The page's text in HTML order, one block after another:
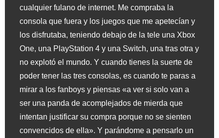
cualquier fulano de internet. Me compraba la
consola que fuera y los juegos que me apetecían y
los disfrutaba, teniendo debajo de la tele una Xbox
One, una PlayStation 4 y una Switch, una tras otra y
no explotó el mundo. Y cuando tienes la suerte de
poder tener las tres consolas, es cuando te paras a
mirar a los fanboys y piensas «a ver si solo van a
ser una panda de acomplejados de mierda que
intentan justificar su compra porque no se sienten
convencidos de ella». Y parándome a pensarlo un